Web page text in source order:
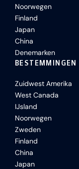
Noorwegen
Finland
Japan
China
Denemarken
BESTEMMINGEN
Zuidwest Amerika
West Canada
IJsland
Noorwegen
Zweden
Finland
China
Japan